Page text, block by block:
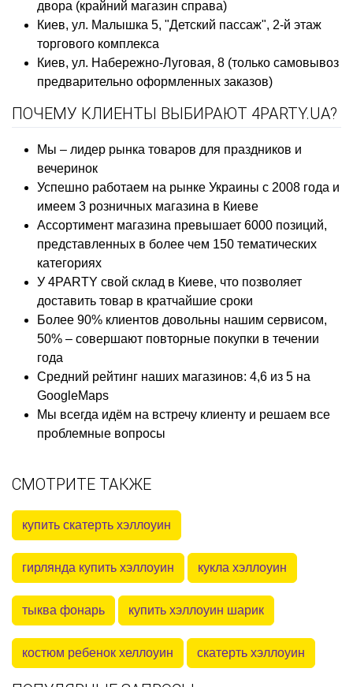
двора (крайний магазин справа)
Киев, ул. Малышка 5, "Детский пассаж", 2-й этаж
торгового комплекса
Киев, ул. Набережно-Луговая, 8 (только самовывоз
предварительно оформленных заказов)
ПОЧЕМУ КЛИЕНТЫ ВЫБИРАЮТ 4PARTY.UA?
Мы – лидер рынка товаров для праздников и
вечеринок
Успешно работаем на рынке Украины с 2008 года и
имеем 3 розничных магазина в Киеве
Ассортимент магазина превышает 6000 позиций,
представленных в более чем 150 тематических
категориях
У 4PARTY свой склад в Киеве, что позволяет
доставить товар в кратчайшие сроки
Более 90% клиентов довольны нашим сервисом,
50% – совершают повторные покупки в течении
года
Средний рейтинг наших магазинов: 4,6 из 5 на
GoogleMaps
Мы всегда идём на встречу клиенту и решаем все
проблемные вопросы
СМОТРИТЕ ТАКЖЕ
купить скатерть хэллоуин
гирлянда купить хэллоуин кукла хэллоуин
тыква фонарь купить хэллоуин шарик
костюм ребенок хеллоуин скатерть хэллоуин